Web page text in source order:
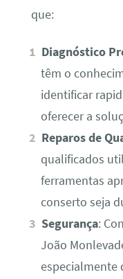
que:
Diagnóstico
têm o
identificar
oferecer a
Reparos de
qualificados
ferramentas
conserto seja
Segurança:
João
especialmente